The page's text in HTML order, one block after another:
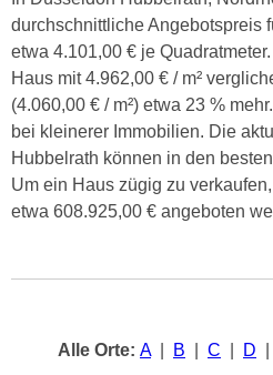
durchschnittliche Angebotspreis
etwa 4.101,00 € je
Haus mit 4.962,00 € / m²
(4.060,00 € / m²) etwa 23 %
bei kleinerer Immobilien. Die
Hubbelrath können in den
Um ein Haus zügig zu
etwa 608.925,00 € angeboten
Alle Orte: A| B C D